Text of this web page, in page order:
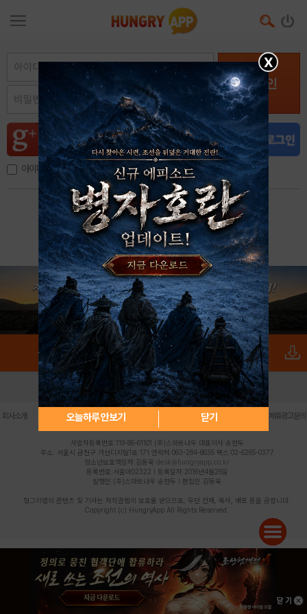
로그인
아이디, 이메일 저장
아이디 / 비밀번호 찾기 회원가입
X
오늘하루 안보기 닫기
로그인 PC버전 전체앱
회사소개 | 개인정보 처리방침 불법촬영물 신고센터 제휴광고문의
사업자등록번호:119-86-61101 (주)스마트나우 대표이사:송현두
주소: 서울시 금천구 가산디지털1로 171 연락처:063-284-8635 팩스:02-6265-0377
청소년보호책임자:김동욱 desk@hungryapp.co.kr
등록번호:서울아02322 | 등록일자:2016년4월25일
발행인:(주)스마트나우 송현두 | 편집인:김동욱
헝그리앱의 콘텐츠 및 기사는 저작권법의 보호를 받으므로, 무단 전재, 복사, 배포 등을 금합니다.
Copyright (c) HungryApp All Rights Reserved.